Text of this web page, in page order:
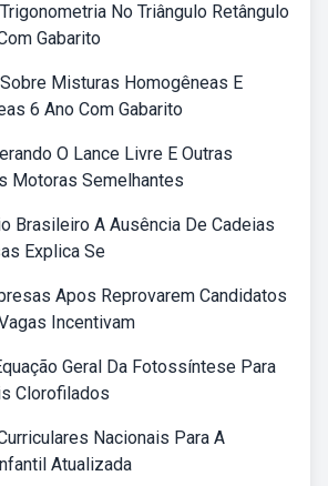
No Triângulo Retângulo
Gabarito
Misturas Homogêneas E
6 Ano Com Gabarito
O Lance Livre E Outras
Motoras Semelhantes
Brasileiro A Ausência De Cadeias
Explica Se
Apos Reprovarem Candidatos
Incentivam
Geral Da Fotossíntese Para
Clorofilados
Nacionais Para A
Atualizada